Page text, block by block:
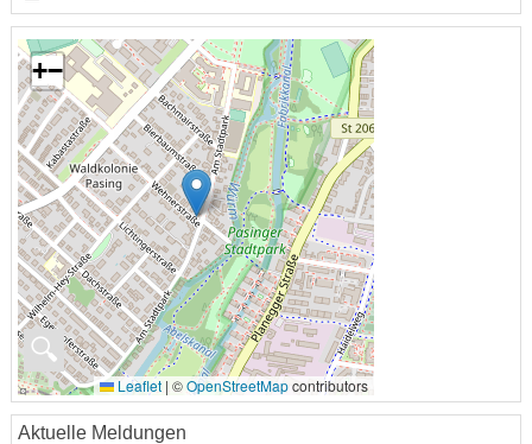
🔍
+−
Leaflet | ©OpenStreetMapcontributors
Aktuelle Meldungen